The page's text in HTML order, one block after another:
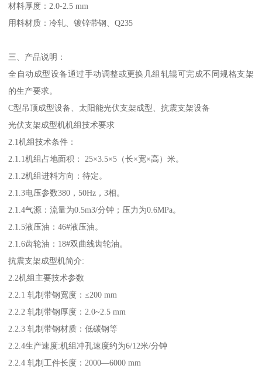
材料厚度：2.0-2.5 mm
用料材质：冷轧、镀锌带钢、Q235
三、产品说明：
全自动成型设备通过手动调整或更换几组轧辊可完成不同规格支架
的生产要求。
C型吊顶成型设备、太阳能光伏支架成型、抗震支架设备
光伏支架成型机机组技术要求
2.1机组技术条件：
2.1.1机组占地面积： 25×3.5×5（长×宽×高）米。
2.1.2机组进料方向：待定。
2.1.3电压参数380，50Hz，3相。
2.1.4气源：流量为0.5m3/分钟；压力为0.6MPa。
2.1.5液压油：46#液压油。
2.1.6齿轮油：18#双曲线齿轮油。
抗震支架成型机简介:
2.2机组主要技术参数
2.2.1 轧制带钢宽度：≤200 mm
2.2.2 轧制带钢厚度：2.0~2.5 mm
2.2.3 轧制带钢材质：低碳钢等
2.2.4生产速度:机组冲孔速度约为6/12米/分钟
2.2.4 轧制工件长度：2000—6000 mm